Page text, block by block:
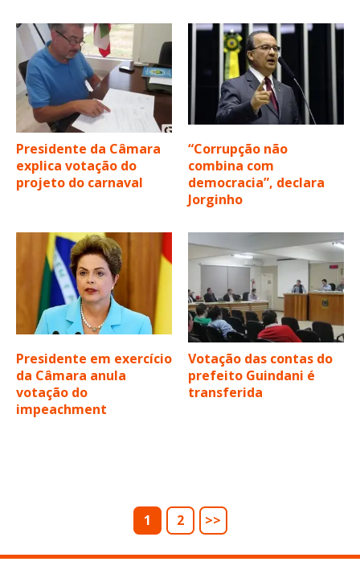
Presidente da Câmara
explica votação do
projeto do carnaval
“Corrupção não
combina com
democracia”, declara
Jorginho
Presidente em exercício
da Câmara anula
votação do
impeachment
Votação das contas do
prefeito Guindani é
transferida
1 2 >>